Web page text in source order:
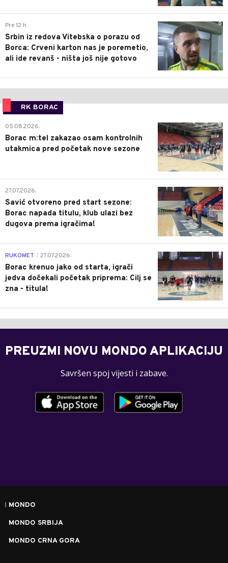
0
Pre 12 h
Srbin iz redova Vitebska o porazu od
Borca: Crveni karton nas je poremetio,
ali ide revanš - ništa još nije gotovo
RK BORAC
0
05.08.2026.
Borac m:tel zakazao osam kontrolnih
utakmica pred početak nove sezone
0
27.07.2026.
Savić otvoreno pred start sezone:
Borac napada titulu, klub ulazi bez
dugova prema igračima!
0
RUKOMET 27.07.2026.
Borac krenuo jako od starta, igrači
jedva dočekali početak priprema: Cilj se
zna - titula!
PREUZMI NOVU MONDO APLIKACIJU
Savršen spoj vijesti i zabave.
MONDO
MONDO SRBIJA
MONDO CRNA GORA